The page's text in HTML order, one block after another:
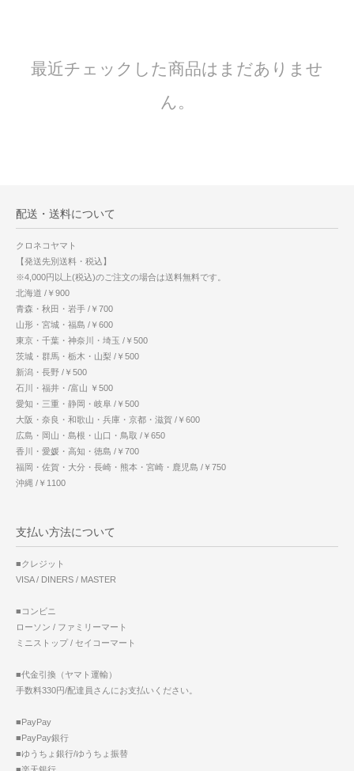
最近チェックした商品はまだありませ
ん。
配送・送料について
クロネコヤマト
【発送先別送料・税込】
※4,000円以上(税込)のご注文の場合は送料無料です。
北海道 /￥900
青森・秋田・岩手 /￥700
山形・宮城・福島 /￥600
東京・千葉・神奈川・埼玉 /￥500
茨城・群馬・栃木・山梨 /￥500
新潟・長野 /￥500
石川・福井・/富山 ￥500
愛知・三重・静岡・岐阜 /￥500
大阪・奈良・和歌山・兵庫・京都・滋賀 /￥600
広島・岡山・島根・山口・鳥取 /￥650
香川・愛媛・高知・徳島 /￥700
福岡・佐賀・大分・長崎・熊本・宮崎・鹿児島 /￥750
沖縄 /￥1100
支払い方法について
■クレジット
VISA / DINERS / MASTER
■コンビニ
ローソン / ファミリーマート
ミニストップ / セイコーマート
■代金引換（ヤマト運輸）
手数料330円/配達員さんにお支払いください。
■PayPay
■PayPay銀行
■ゆうちょ銀行/ゆうちょ振替